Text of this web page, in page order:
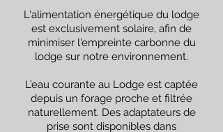
L'alimentation énergétique du lodge
est exclusivement solaire, afin de
minimiser l'empreinte carbonne du
lodge sur notre environnement.
L’eau courante au Lodge est captée
depuis un forage proche et filtrée
naturellement. Des adaptateurs de
prise sont disponibles dans